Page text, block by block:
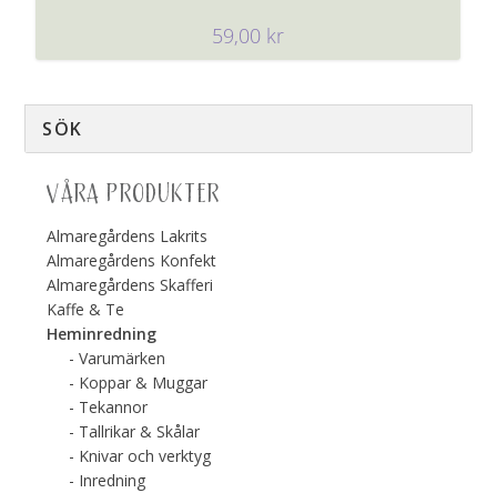
59,00 kr
VÅRA PRODUKTER
Almaregårdens Lakrits
Almaregårdens Konfekt
Almaregårdens Skafferi
Kaffe & Te
Heminredning
Varumärken
Koppar & Muggar
Tekannor
Tallrikar & Skålar
Knivar och verktyg
Inredning